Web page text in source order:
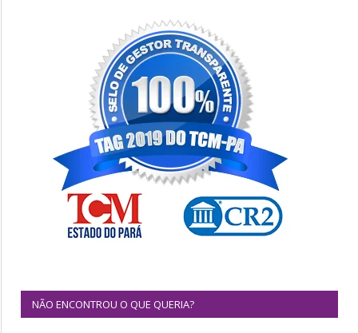
NÃO ENCONTROU O QUE QUERIA?